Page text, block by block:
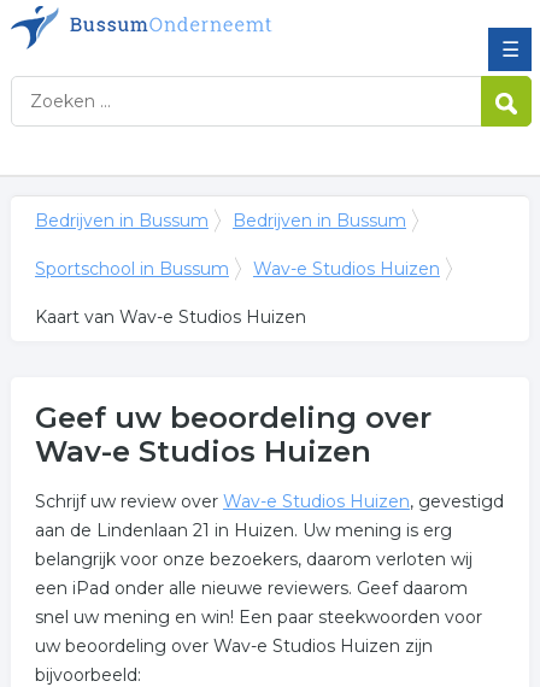
☰
Bedrijven in Bussum Bedrijven in Bussum
Sportschool in Bussum Wav-e Studios Huizen
Kaart van Wav-e Studios Huizen
Geef uw beoordeling over
Wav-e Studios Huizen
Schrijf uw review over Wav-e Studios Huizen, gevestigd
aan de Lindenlaan 21 in Huizen. Uw mening is erg
belangrijk voor onze bezoekers, daarom verloten wij
een iPad onder alle nieuwe reviewers. Geef daarom
snel uw mening en win! Een paar steekwoorden voor
uw beoordeling over Wav-e Studios Huizen zijn
bijvoorbeeld: